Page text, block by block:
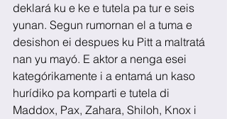
deklará ku e ke e tutela pa tur e seis
yunan. Segun rumornan el a tuma e
desishon ei despues ku Pitt a maltratá
nan yu mayó. E aktor a nenga esei
kategórikamente i a entamá un kaso
hurídiko pa komparti e tutela di
Maddox, Pax, Zahara, Shiloh, Knox i